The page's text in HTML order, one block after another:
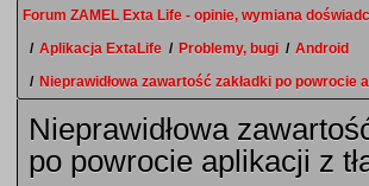
Forum ZAMEL Exta Life - opinie, wymiana
/ Aplikacja ExtaLife / Problemy, bugi / Android
/ Nieprawidłowa zawartość zakładki po powrocie
Nieprawidłowa
po powrocie aplikacji z